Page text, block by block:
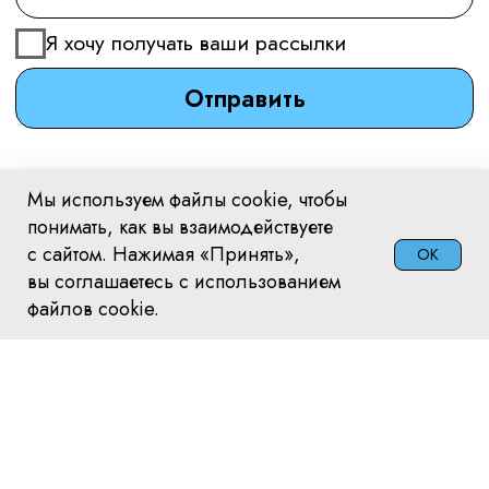
Выставки Магазин НСП
Мы используем файлы cookie, чтобы
понимать, как вы взаимодействуете
с сайтом. Нажимая «Принять»,
вы соглашаетесь с использованием
файлов cookie.
OK